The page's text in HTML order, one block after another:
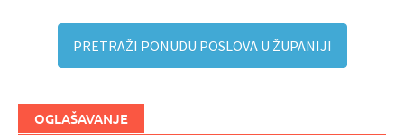
PRETRAŽI PONUDU POSLOVA U ŽUPANIJI
OGLAŠAVANJE